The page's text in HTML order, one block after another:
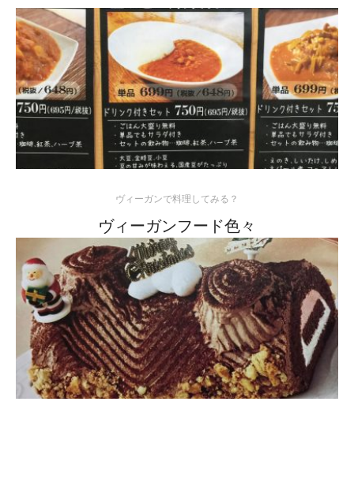
ヴィーガンで料理してみる？
ヴィーガンフード色々